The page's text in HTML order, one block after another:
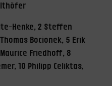
Henke, 2 Steffen
Bocionek, 5 Erik
Friedhoff, 8
10 Philipp Celiktas,